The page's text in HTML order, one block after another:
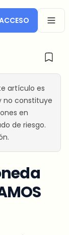
artículo es
no constituye
en
de riesgo.